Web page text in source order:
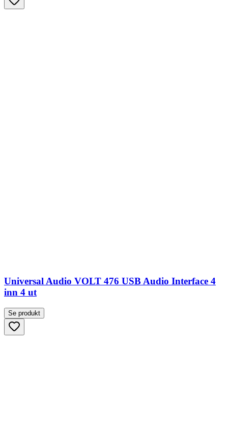
Universal Audio VOLT 476 USB Audio Interface 4
inn 4 ut
Se produkt